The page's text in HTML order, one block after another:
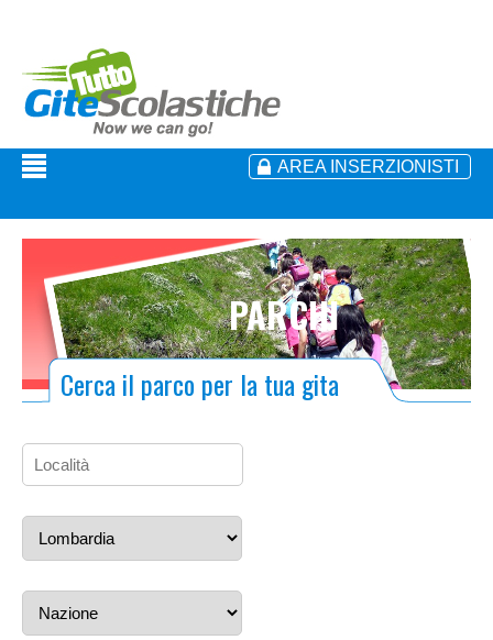
AREA INSERZIONISTI
PARCHI
Cerca il parco per la tua gita